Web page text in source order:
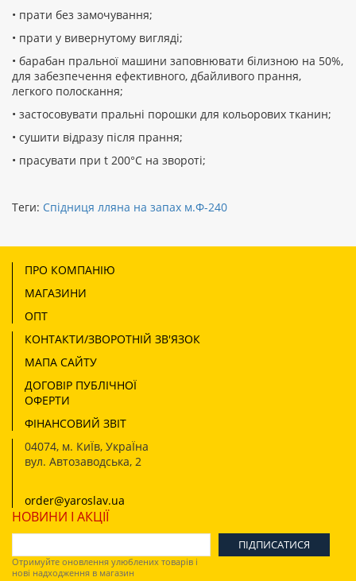
• прати без замочування;
• прати у вивернутому вигляді;
• барабан пральної машини заповнювати білизною на 50%,
для забезпечення ефективного, дбайливого прання,
легкого полоскання;
• застосовувати пральні порошки для кольорових тканин;
• сушити відразу після прання;
• прасувати при t 200°С на звороті;
Теги: Спідниця лляна на запах м.Ф-240
ПРО КОМПАНІЮ
МАГАЗИНИ
ОПТ
КОНТАКТИ/ЗВОРОТНІЙ ЗВ'ЯЗОК
МАПА САЙТУ
ДОГОВІР ПУБЛІЧНОЇ
ОФЕРТИ
ФІНАНСОВИЙ ЗВІТ
04074, м. КиЇв, УкраЇна
вул. Автозаводська, 2
order@yaroslav.ua
НОВИНИ І АКЦІЇ
Отримуйте оновлення улюблених товарів і
нові надходження в магазин